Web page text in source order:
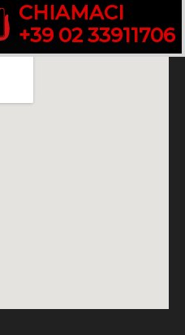
CHIAMACI
+39 02 33911706
CHIAMACI
+39 02 33911706